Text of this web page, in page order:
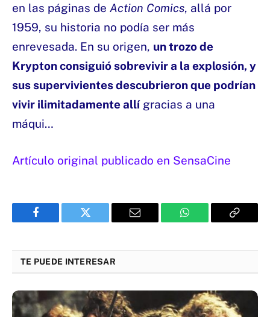
en las páginas de Action Comics, allá por
1959, su historia no podía ser más
enrevesada. En su origen, un trozo de
Krypton consiguió sobrevivir a la explosión, y
sus supervivientes descubrieron que podrían
vivir ilimitadamente allígracias a una
máqui…
Artículo original publicado en SensaCine
Facebook Twitter Email WhatsApp Copy
TE PUEDE INTERESAR